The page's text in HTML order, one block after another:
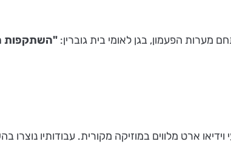
הפעמון, בגן לאומי בית גוברין: "השתקפות
ארט מלווים במוזיקה מקורית. עבודותיו נוצרו